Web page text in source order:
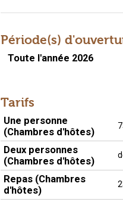
Période(s)
Toute l'année 2026
Tarifs
Une personne
(Chambres d'hôtes)
Deux personnes
(Chambres d'hôtes)
Repas (Chambres
d'hôtes)